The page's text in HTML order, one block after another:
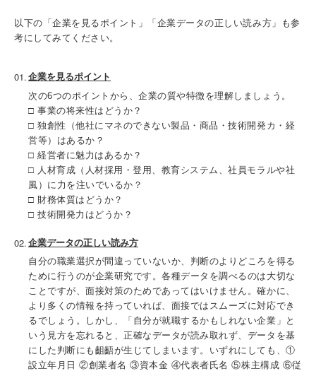
以下の「企業を見るポイント」「企業データの正しい読み方」も参
考にしてみてください。
企業を見るポイント
次の6つのポイントから、企業の質や特徴を理解しましょう。
□ 事業の将来性はどうか？
□ 独創性（他社にマネのできない製品・商品・技術開発カ・経
営等）はあるか？
□ 経営者に魅力はあるか？
□ 人材育成（人材採用・登用、教育システム、社員モラルや社
風）に力を注いでいるか？
□ 財務体質はどうか？
□ 技術開発力はどうか？
企業データの正しい読み方
自分の職業選択が間違っていないか、判断のよりどころを得る
ために行うのが企業研究です。各種データを調べるのは大切な
ことですが、面接対策のためであってはいけません。確かに、
より多くの情報を持っていれば、面接ではスムーズに対応でき
るでしょう。しかし、「自分が就職するかもしれない企業」と
いう見方を忘れると、正確なデータが読み取れず、データを基
にした判断にも齟齬が生じてしまいます。いずれにしても、①
設立年月日 ②創業者名 ③資本金 ④代表者氏名 ⑤株主構成 ⑥従